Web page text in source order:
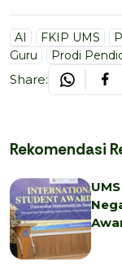
AI FKIP UMS
Guru
Prodi
Share:
Rekomendasi